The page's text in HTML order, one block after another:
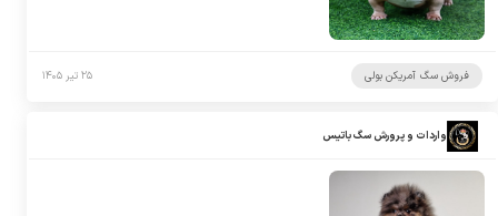
فروش سگ آمریکن بولی ۲۵ تیر ۱۴۰۵
واردات و پرورش سگ باتیس